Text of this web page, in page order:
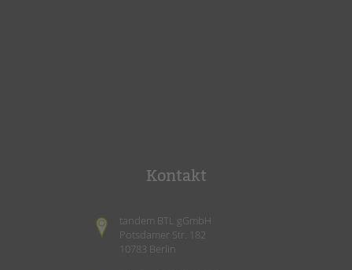
Kontakt
tandem BTL gGmbH
Potsdamer Str. 182
10783 Berlin